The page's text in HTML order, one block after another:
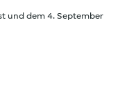
und dem 4. September